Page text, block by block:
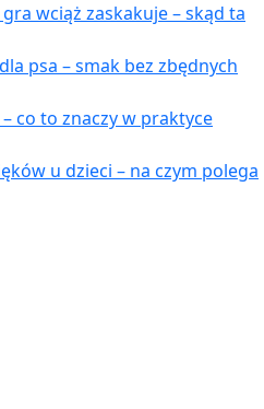
wciąż zaskakuje – skąd ta
psa – smak bez zbędnych
co to znaczy w praktyce
u dzieci – na czym polega